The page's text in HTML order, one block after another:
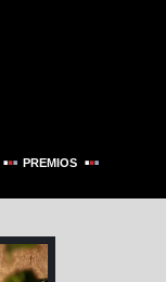
PREMIOS